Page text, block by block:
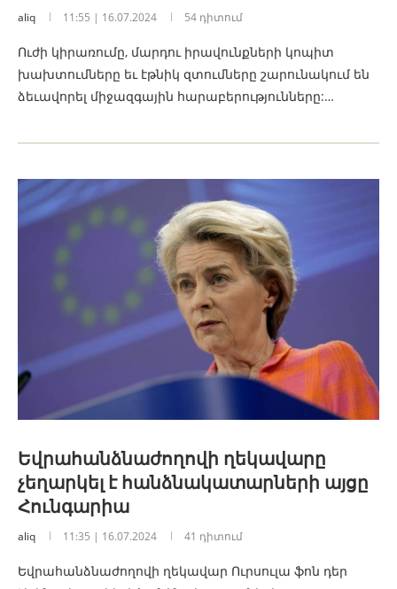
aliq 11:55 | 16.07.2024 54 դիտում
Ուժի կիրառումը, մարդու իրավունքների կոպիտ
խախտումները եւ էթնիկ զտումները շարունակում են
ձեւավորել միջազգային հարաբերությունները:…
Եվրահանձնաժողովի ղեկավարը
չեղարկել է հանձնակատարների այցը
Հունգարիա
aliq 11:35 | 16.07.2024 41 դիտում
Եվրահանձնաժողովի ղեկավար Ուրսուլա ֆոն դեր